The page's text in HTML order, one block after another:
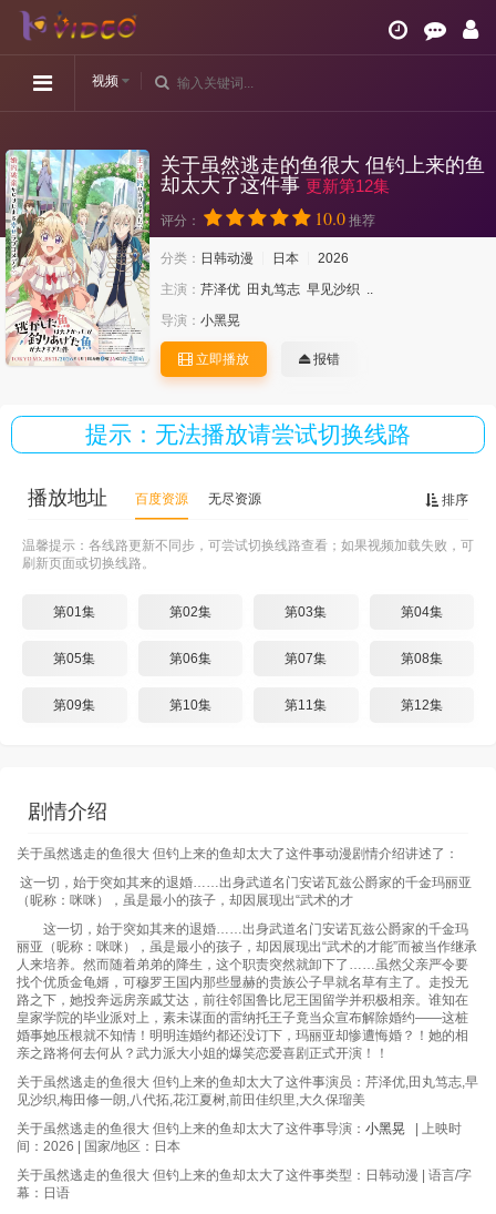
视频
关于虽然逃走的鱼很大 但钓上来的鱼
却太大了这件事 更新第12集
评分： 10.0 推荐
分类： 日韩动漫 日本
2026
主演： 芹泽优 田丸笃志 早见沙织 ..
导演： 小黑晃
立即播放 报错
提示：无法播放请尝试切换线路
排序
播放地址 百度资源 无尽资源
温馨提示：各线路更新不同步，可尝试切换线路查看；如果视频加载失败，可
刷新页面或切换线路。
第01集 第02集 第03集 第04集
第05集 第06集 第07集 第08集
第09集 第10集 第11集 第12集
剧情介绍
关于虽然逃走的鱼很大 但钓上来的鱼却太大了这件事动漫剧情介绍讲述了：
这一切，始于突如其来的退婚……出身武道名门安诺瓦兹公爵家的千金玛丽亚
（昵称：咪咪），虽是最小的孩子，却因展现出“武术的才
这一切，始于突如其来的退婚……出身武道名门安诺瓦兹公爵家的千金玛
丽亚（昵称：咪咪），虽是最小的孩子，却因展现出“武术的才能”而被当作继承
人来培养。然而随着弟弟的降生，这个职责突然就卸下了……虽然父亲严令要
找个优质金龟婿，可穆罗王国内那些显赫的贵族公子早就名草有主了。走投无
路之下，她投奔远房亲戚艾达，前往邻国鲁比尼王国留学并积极相亲。谁知在
皇家学院的毕业派对上，素未谋面的雷纳托王子竟当众宣布解除婚约——这桩
婚事她压根就不知情！明明连婚约都还没订下，玛丽亚却惨遭悔婚？！她的相
亲之路将何去何从？武力派大小姐的爆笑恋爱喜剧正式开演！！
关于虽然逃走的鱼很大 但钓上来的鱼却太大了这件事演员：芹泽优,田丸笃志,早
见沙织,梅田修一朗,八代拓,花江夏树,前田佳织里,大久保瑠美
关于虽然逃走的鱼很大 但钓上来的鱼却太大了这件事导演： 小黑晃 | 上映时
间：2026 | 国家/地区：日本
关于虽然逃走的鱼很大 但钓上来的鱼却太大了这件事类型：日韩动漫 | 语言/字
幕：日语